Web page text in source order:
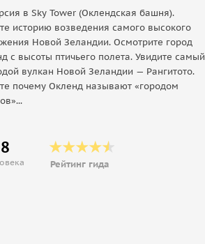
в Sky Tower (Оклендская башня).
историю возведения самого высокого
Новой Зеландии. Осмотрите город
с высоты птичьего полета. Увидите самый
вулкан Новой Зеландии — Рангитото.
почему Окленд называют «городом
Рейтинг гида